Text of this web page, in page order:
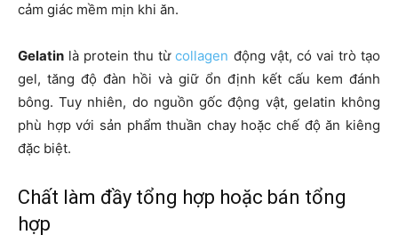
cảm giác mềm mịn khi ăn.
Gelatin là protein thu từcollagen động vật, có vai trò tạo
gel, tăng độ đàn hồi và giữ ổn định kết cấu kem đánh
bông. Tuy nhiên, do nguồn gốc động vật, gelatin không
phù hợp với sản phẩm thuần chay hoặc chế độ ăn kiêng
đặc biệt.
Chất làm đầy tổng hợp hoặc bán tổng
hợp